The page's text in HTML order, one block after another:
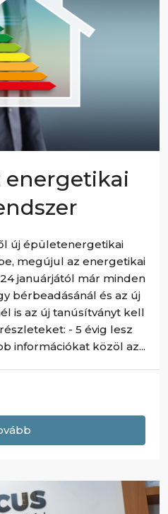
energetikai
új épületenergetikai
megújul az energetikai
januárjától már minden
bérbeadásánál és az új
is az új tanúsítványt kell
- 5 évig lesz
információkat közöl az...